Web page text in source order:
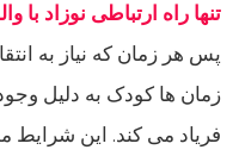
تنها راه ارتباطی نوزاد
پس هر زمان که نیاز به
زمان ها کودک به دلیل
فریاد می کند. این